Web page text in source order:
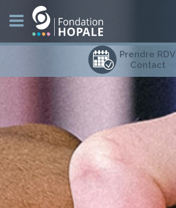
Prendre RDV
Contact